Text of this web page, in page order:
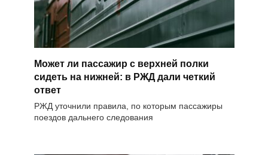
Может ли пассажир с верхней полки
сидеть на нижней: в РЖД дали четкий
ответ
РЖД уточнили правила, по которым пассажиры
поездов дальнего следования